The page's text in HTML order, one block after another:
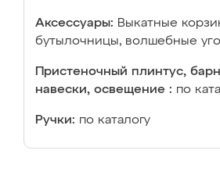
Аксессуары: Выкатные
бутылочницы, волшебные
Пристеночный плинтус,
навески, освещение : по
Ручки: по каталогу